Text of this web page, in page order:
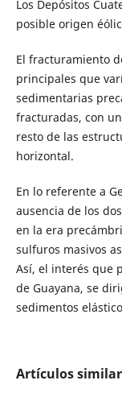
Los Depósitos
posible origen
El fracturamiento
principales que
sedimentarias
fracturadas, con
resto de las
horizontal.
En lo referente a
ausencia de los
en la era
sulfuros masivos
Así, el interés que
de Guayana, se
sedimentos
Artículos